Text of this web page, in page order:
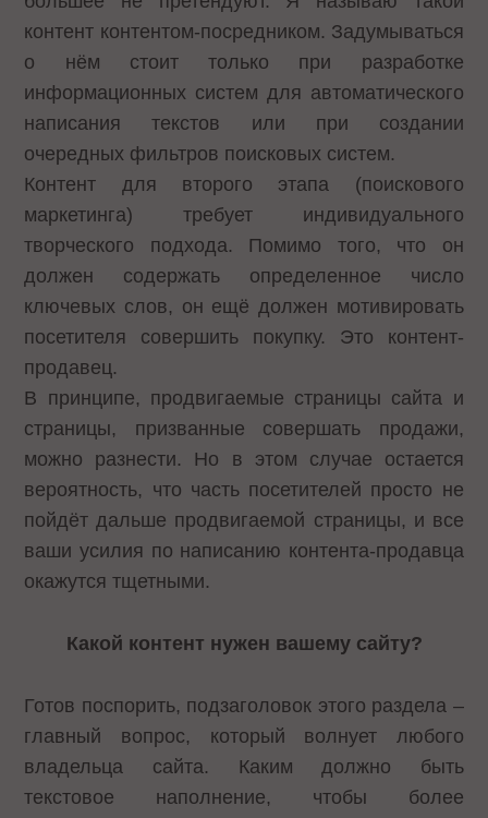
контент контентом-посредником. Задумываться
о нём стоит только при разработке
информационных систем для автоматического
написания текстов или при создании
очередных фильтров поисковых систем.
Контент для второго этапа (поискового
маркетинга) требует индивидуального
творческого подхода. Помимо того, что он
должен содержать определенное число
ключевых слов, он ещё должен мотивировать
посетителя совершить покупку. Это контент-
продавец.
В принципе, продвигаемые страницы сайта и
страницы, призванные совершать продажи,
можно разнести. Но в этом случае остается
вероятность, что часть посетителей просто не
пойдёт дальше продвигаемой страницы, и все
ваши усилия по написанию контента-продавца
окажутся тщетными.
Какой контент нужен вашему сайту?
Готов поспорить, подзаголовок этого раздела –
главный вопрос, который волнует любого
владельца сайта. Каким должно быть
текстовое наполнение, чтобы более